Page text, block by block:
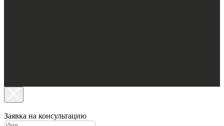
Заявка на консультацию